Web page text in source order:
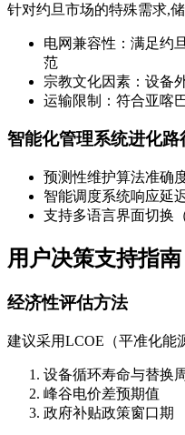
针对约旦市场的特殊需求,
电网兼容性：满足约
范
宗教文化因素：设备
运输限制：符合亚喀
智能化管理系统进化路
预测性维护算法准确
智能调度系统响应延
支持多语言界面切换
用户决策支持指南
经济性评估方法
建议采用LCOE（平准化能
设备循环寿命与替换
峰谷电价差预期值
政府补贴政策窗口期